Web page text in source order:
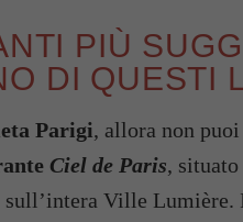
PIÙ
DI QUESTI
Parigi, allora non
Ciel de Paris,
sull’intera Ville